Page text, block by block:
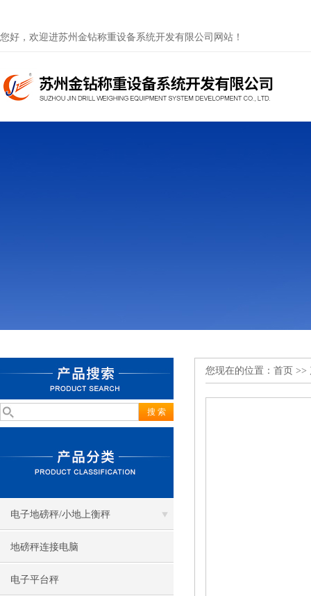
您好，欢迎进苏州金钻称重设备系统开发有限公司网站！
电子地磅秤/小地上衡秤
地磅秤连接电脑
电子平台秤
您现在的位置： 首页 >>